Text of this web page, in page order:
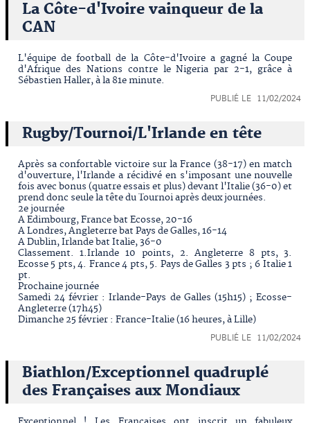
La Côte-d'Ivoire vainqueur de la
CAN
L'équipe de football de la Côte-d'Ivoire a gagné la Coupe
d'Afrique des Nations contre le Nigeria par 2-1, grâce à
Sébastien Haller, à la 81e minute.
PUBLIÉ LE 11/02/2024
Rugby/Tournoi/L'Irlande en tête
Après sa confortable victoire sur la France (38-17) en match
d'ouverture, l'Irlande a récidivé en s'imposant une nouvelle
fois avec bonus (quatre essais et plus) devant l'Italie (36-0) et
prend donc seule la tête du Tournoi après deux journées.
2e journée
A Edimbourg, France bat Ecosse, 20-16
A Londres, Angleterre bat Pays de Galles, 16-14
A Dublin, Irlande bat Italie, 36-0
Classement. 1.Irlande 10 points, 2. Angleterre 8 pts, 3.
Ecosse 5 pts, 4. France 4 pts, 5. Pays de Galles 3 pts ; 6 Italie 1
pt.
Prochaine journée
Samedi 24 février : Irlande-Pays de Galles (15h15) ; Ecosse-
Angleterre (17h45)
Dimanche 25 février : France-Italie (16 heures, à Lille)
PUBLIÉ LE 11/02/2024
Biathlon/Exceptionnel quadruplé
des Françaises aux Mondiaux